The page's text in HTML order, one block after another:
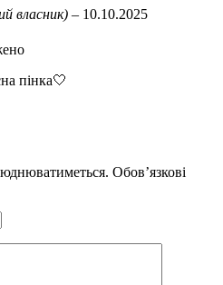
власник) – 10.10.2025
пінка🤍
Обов’язкові